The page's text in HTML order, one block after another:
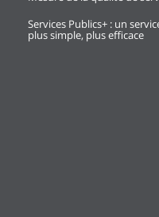
Services Publics+ : un
plus simple, plus efficace